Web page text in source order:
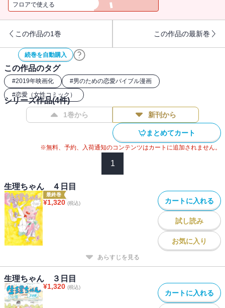
フロアで使える
この作品の1巻 この作品の最新巻
続巻を自動購入
この作品のタグ
#2019年映画化 #男のための恋愛バイブル漫画
#恋愛（女性コミック）
シリーズ作品(4件)
1巻から 新刊から
まとめてカート
※無料、予約、入荷通知のコンテンツはカートに追加されません。
1
生理ちゃん ４日目
最終巻
¥1,320 (税込) カートに入れる
試し読み
お気に入り
あらすじを見る
生理ちゃん ３日目
¥1,320 (税込)
カートに入れる